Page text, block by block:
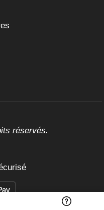
réservés.